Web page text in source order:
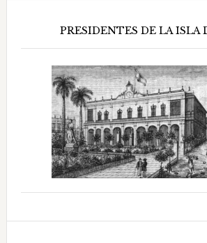
PRESIDENTES DE LA ISLA